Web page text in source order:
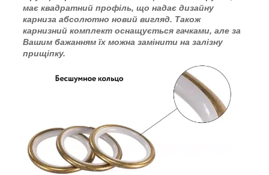
має квадратний профіль, що надає дизайну
карниза абсолютно новий вигляд. Також
карнизний комплект оснащується гачками, але за
Вашим бажанням їх можна замінити на залізну
прищіпку.